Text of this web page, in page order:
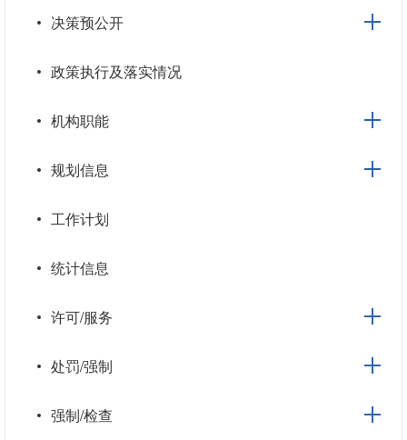
决策预公开
政策执行及落实情况
机构职能
规划信息
工作计划
统计信息
许可/服务
处罚/强制
强制/检查